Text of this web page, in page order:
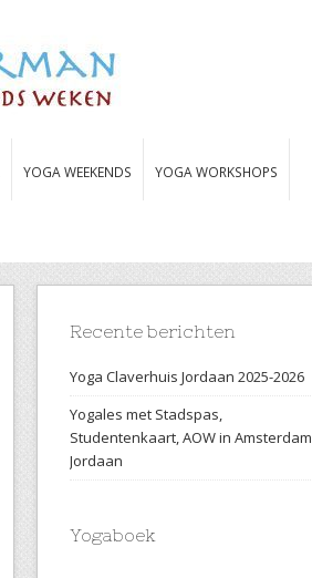
YOGA WEEKENDS YOGA WORKSHOPS
Recente berichten
Yoga Claverhuis Jordaan 2025-2026
Yogales met Stadspas,
Studentenkaart, AOW in Amsterdam
Jordaan
Yogaboek